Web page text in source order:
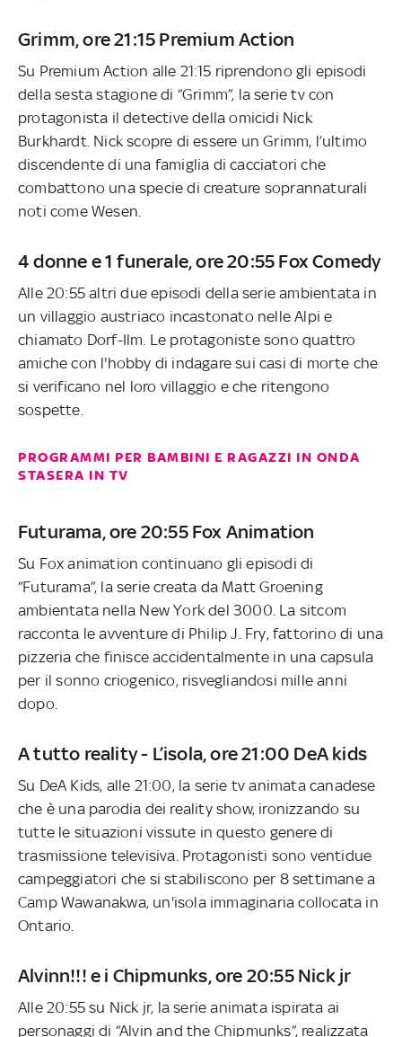
Grimm, ore 21:15 Premium Action
Su Premium Action alle 21:15 riprendono gli episodi
della sesta stagione di “Grimm”, la serie tv con
protagonista il detective della omicidi Nick
Burkhardt. Nick scopre di essere un Grimm, l’ultimo
discendente di una famiglia di cacciatori che
combattono una specie di creature soprannaturali
noti come Wesen.
4 donne e 1 funerale, ore 20:55 Fox Comedy
Alle 20:55 altri due episodi della serie ambientata in
un villaggio austriaco incastonato nelle Alpi e
chiamato Dorf-Ilm. Le protagoniste sono quattro
amiche con l'hobby di indagare sui casi di morte che
si verificano nel loro villaggio e che ritengono
sospette.
PROGRAMMI PER BAMBINI E RAGAZZI IN ONDA
STASERA IN TV
Futurama, ore 20:55 Fox Animation
Su Fox animation continuano gli episodi di
“Futurama”, la serie creata da Matt Groening
ambientata nella New York del 3000. La sitcom
racconta le avventure di Philip J. Fry, fattorino di una
pizzeria che finisce accidentalmente in una capsula
per il sonno criogenico, risvegliandosi mille anni
dopo.
A tutto reality - L’isola, ore 21:00 DeA kids
Su DeA Kids, alle 21:00, la serie tv animata canadese
che è una parodia dei reality show, ironizzando su
tutte le situazioni vissute in questo genere di
trasmissione televisiva. Protagonisti sono ventidue
campeggiatori che si stabiliscono per 8 settimane a
Camp Wawanakwa, un'isola immaginaria collocata in
Ontario.
Alvinn!!! e i Chipmunks, ore 20:55 Nick jr
Alle 20:55 su Nick jr, la serie animata ispirata ai
personaggi di “Alvin and the Chipmunks”, realizzata